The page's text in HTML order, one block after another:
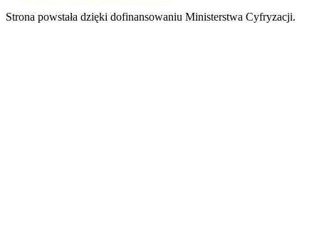
Strona powstała dzięki dofinansowaniu Ministerstwa Cyfryzacji.